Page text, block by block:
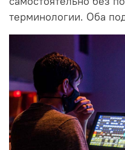
терминологии. Оба